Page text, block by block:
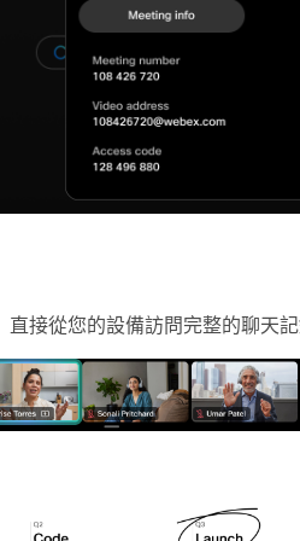
直接從您的設備訪問完整的聊天